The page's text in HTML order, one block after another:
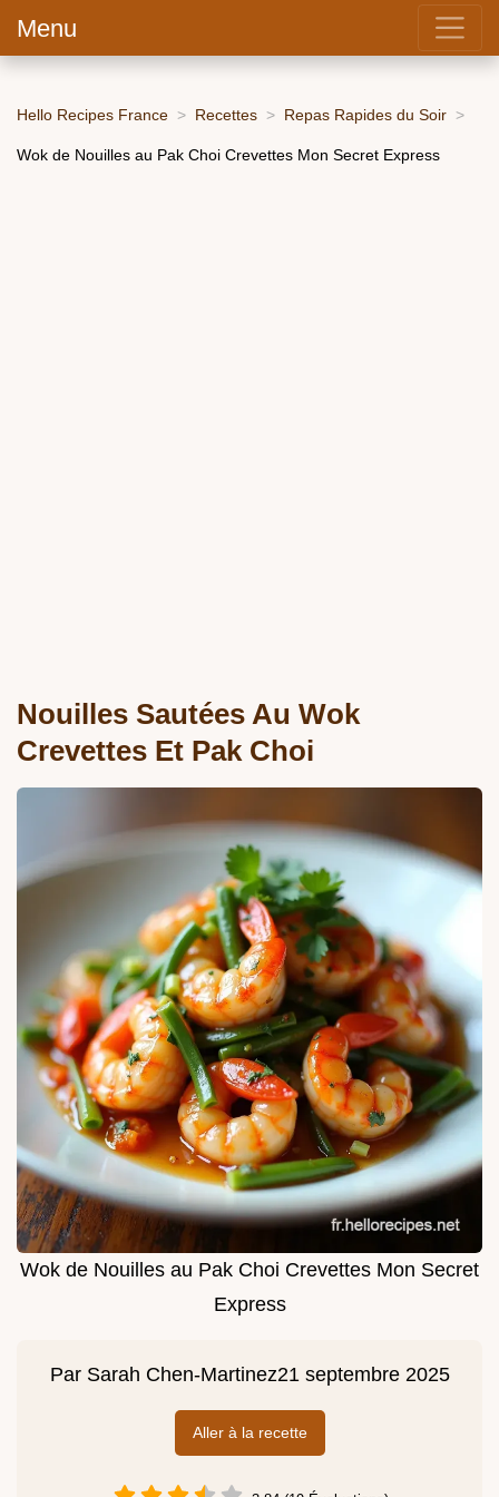
Menu
Hello Recipes France Recettes Repas Rapides du Soir
Wok de Nouilles au Pak Choi Crevettes Mon Secret Express
Nouilles Sautées Au Wok
Crevettes Et Pak Choi
Wok de Nouilles au Pak Choi Crevettes Mon Secret
Express
Par Sarah Chen-Martinez21 septembre 2025
Aller à la recette